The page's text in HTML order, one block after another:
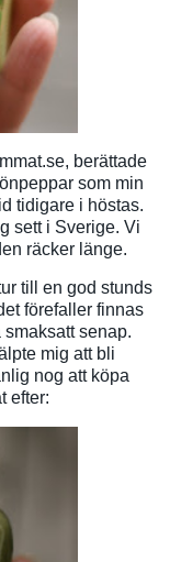
berättade
som min
tidigare i höstas.
sett i Sverige. Vi
räcker länge.
till en god stunds
förefaller finnas
senap.
mig att bli
nog att köpa
efter: